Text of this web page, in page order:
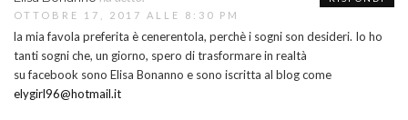
OTTOBRE 17, 2017 ALLE 8:30 PM
la mia favola preferita è cenerentola, perchè i sogni son desideri. Io ho
tanti sogni che, un giorno, spero di trasformare in realtà
su facebook sono Elisa Bonanno e sono iscritta al blog come
elygirl96@hotmail.it